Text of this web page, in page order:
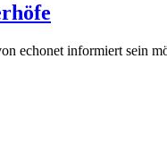
echonet informiert sein